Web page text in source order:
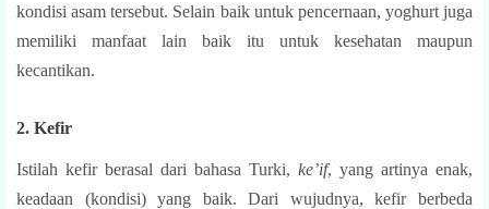
kondisi asam tersebut. Selain baik untuk pencernaan, yoghurt juga
memiliki manfaat lain baik itu untuk kesehatan maupun
kecantikan.
2. Kefir
Istilah kefir berasal dari bahasa Turki, ke’if, yang artinya enak,
keadaan (kondisi) yang baik. Dari wujudnya, kefir berbeda